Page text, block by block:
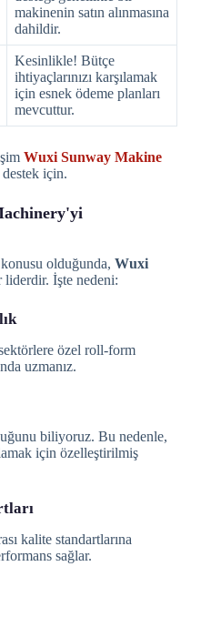
makinenin satın alınmasına
dahildir.
Kesinlikle! Bütçe
ihtiyaçlarınızı karşılamak
için esnek ödeme planları
mevcuttur.
Wuxi Sunway Makine
için.
olduğunda, Wuxi
İşte nedeni:
özel roll-form
uzmanız.
biliyoruz. Bu nedenle,
için özelleştirilmiş
kalite standartlarına
sağlar.